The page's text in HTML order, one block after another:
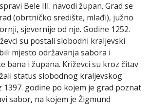
Bele III. navodi župan. Grad se
(obrtničko središte, mlađi), južno
sjevernije od nje. Godine 1252.
su postali slobodni kraljevski
mjesto održavanja sabora i
bana i župana. Križevci su kroz čitav
status slobodnog kraljevskog
1397. godine po kojem je grad poznat
sabor, na kojem je Žigmund